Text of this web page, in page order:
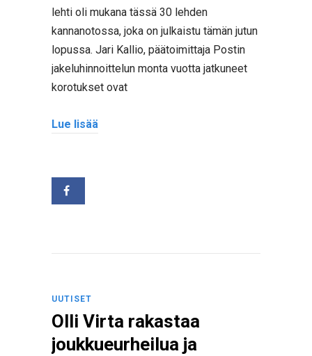
lehti oli mukana tässä 30 lehden
kannanotossa, joka on julkaistu tämän jutun
lopussa. Jari Kallio, päätoimittaja Postin
jakeluhinnoittelun monta vuotta jatkuneet
korotukset ovat
Lue lisää
UUTISET
Olli Virta rakastaa
joukkueurheilua ja